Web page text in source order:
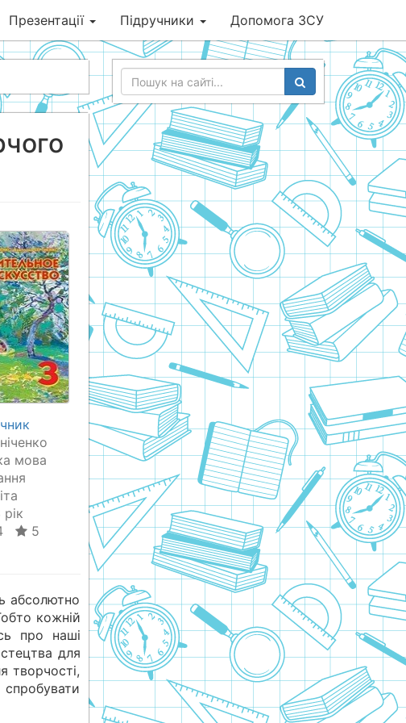
Презентації Підручники Допомога ЗСУ
мова
5
абсолютно
кожній
про наші
для
творчості,